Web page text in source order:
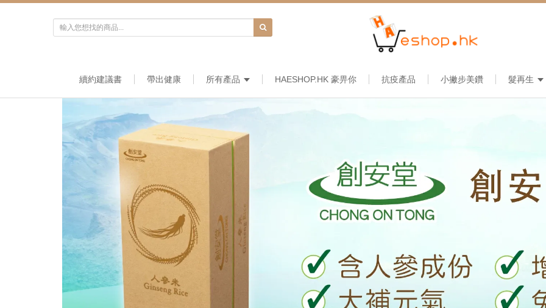
續約建議書 帶出健康 所有產品 HAESHOP.HK 豪畀你 抗疫產品 小撇步美鑽 髮再生